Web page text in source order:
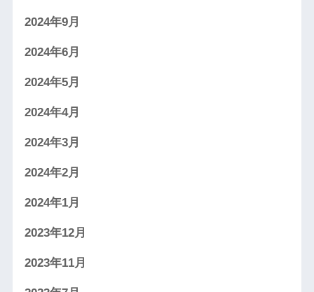
2024年9月
2024年6月
2024年5月
2024年4月
2024年3月
2024年2月
2024年1月
2023年12月
2023年11月